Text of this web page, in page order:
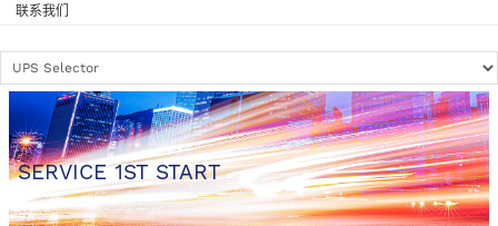
联系我们
SERVICE 1ST START